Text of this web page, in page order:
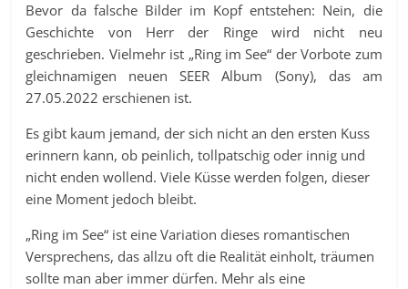
Bevor da falsche Bilder im Kopf entstehen: Nein, die
Geschichte von Herr der Ringe wird nicht neu
geschrieben. Vielmehr ist „Ring im See“ der Vorbote zum
gleichnamigen neuen SEER Album (Sony), das am
27.05.2022 erschienen ist.
Es gibt kaum jemand, der sich nicht an den ersten Kuss
erinnern kann, ob peinlich, tollpatschig oder innig und
nicht enden wollend. Viele Küsse werden folgen, dieser
eine Moment jedoch bleibt.
„Ring im See“ ist eine Variation dieses romantischen
Versprechens, das allzu oft die Realität einholt, träumen
sollte man aber immer dürfen. Mehr als eine